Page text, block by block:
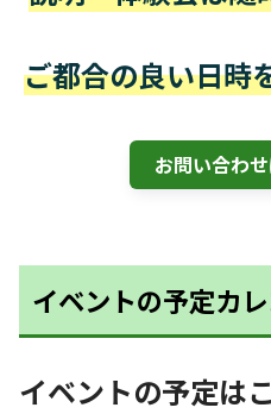
ご都合の良い日時
お問い合わ
イベントの予定カ
イベントの予定は